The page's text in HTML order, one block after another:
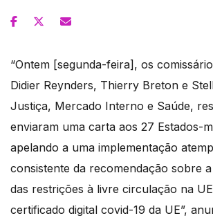
“Ontem [segunda-feira], os
Didier Reynders, Thierry Breton e
Justiça, Mercado Interno e Saúde,
enviaram uma carta aos 27 Estados-
apelando a uma implementação
consistente da recomendação sobre
das restrições à livre circulação na
certificado digital covid-19 da UE”,